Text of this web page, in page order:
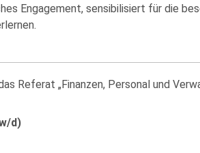
Engagement, sensibilisiert für die
Referat „Finanzen, Personal und
d)